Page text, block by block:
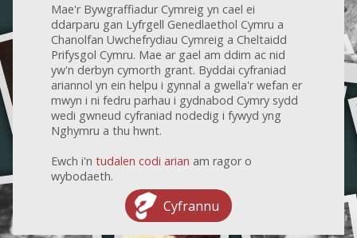
Mae'r Bywgraffiadur Cymreig yn cael ei
ddarparu gan Lyfrgell Genedlaethol Cymru a
Chanolfan Uwchefrydiau Cymreig a Cheltaidd
Prifysgol Cymru. Mae ar gael am ddim ac nid
yw'n derbyn cymorth grant. Byddai cyfraniad
ariannol yn ein helpu i gynnal a gwella'r wefan er
mwyn i ni fedru parhau i gydnabod Cymry sydd
wedi gwneud cyfraniad nodedig i fywyd yng
Nghymru a thu hwnt.
Ewch i'n tudalen codi arian am ragor o
wybodaeth.
Cyfrannu